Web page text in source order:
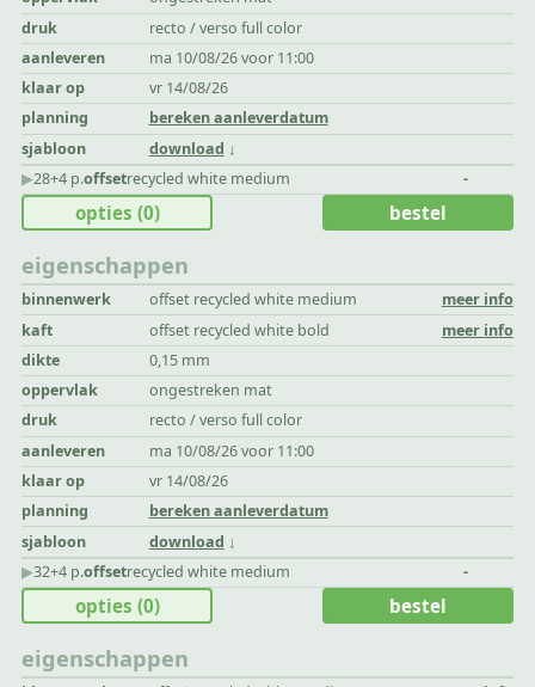
druk
recto / verso full color
aanleveren
ma 10/08/26 voor 11:00
klaar op
vr 14/08/26
planning
bereken aanleverdatum
sjabloon
download
▶︎28+4 p.offsetrecycled white medium -
eigenschappen
binnenwerk offset recycled white medium
meer info
kaft
offset recycled white bold
meer info
dikte
0,15 mm
oppervlak
ongestreken mat
druk
recto / verso full color
aanleveren
ma 10/08/26 voor 11:00
klaar op
vr 14/08/26
planning
bereken aanleverdatum
sjabloon
download
opties (0) bestel
▶︎32+4 p.offsetrecycled white medium -
eigenschappen
opties (0) bestel